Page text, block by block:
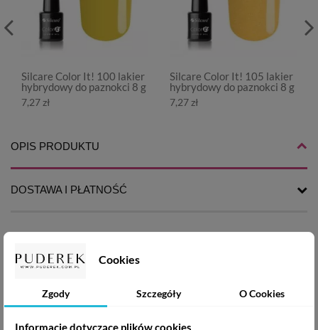
Cookies
Zgody Szczegóły O Cookies
Informacje dotyczące plików cookies
Silcare Color It! 100 lakier
hybrydowy do paznokci 8 g
7,27 zł
Silcare Color It! 105 lakier
hybrydowy do paznokci 8 g
7,27 zł
OPIS PRODUKTU
DOSTAWA I PŁATNOŚĆ
alternatywa dla tradycyjnego lakieru. Hybryda Silcare
intensywny, wygląda świeżo, nie matowieje. Idealnie dobrane
pigmenty gwarantują doskonałe krycie oraz piękny i